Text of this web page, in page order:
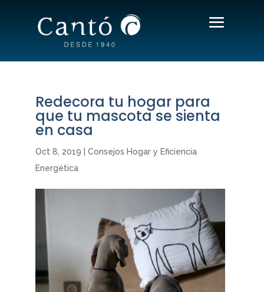
Redecora tu hogar para
que tu mascota se sienta
en casa
Oct 8, 2019
Consejos Hogar y Eficiencia
Energética